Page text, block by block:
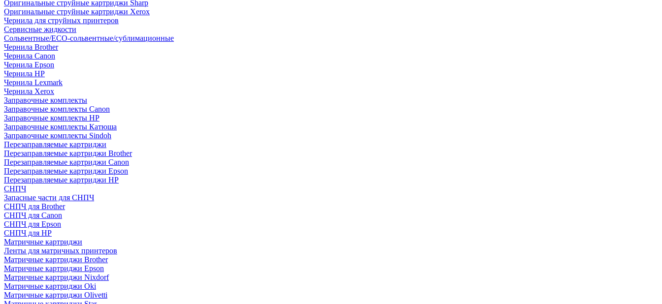
Оригинальные струйные картриджи Sharp
Оригинальные струйные картриджи Xerox
Чернила для струйных принтеров
Сервисные жидкости
Сольвентные/ECO-сольвентные/сублимационные
Чернила Brother
Чернила Canon
Чернила Epson
Чернила HP
Чернила Lexmark
Чернила Xerox
Заправочные комплекты
Заправочные комплекты Canon
Заправочные комплекты HP
Заправочные комплекты Катюша
Заправочные комплекты Sindoh
Перезаправляемые картриджи
Перезаправляемые картриджи Brother
Перезаправляемые картриджи Canon
Перезаправляемые картриджи Epson
Перезаправляемые картриджи HP
СНПЧ
Запасные части для СНПЧ
СНПЧ для Brother
СНПЧ для Canon
СНПЧ для Epson
СНПЧ для HP
Матричные картриджи
Ленты для матричных принтеров
Матричные картриджи Brother
Матричные картриджи Epson
Матричные картриджи Nixdorf
Матричные картриджи Oki
Матричные картриджи Olivetti